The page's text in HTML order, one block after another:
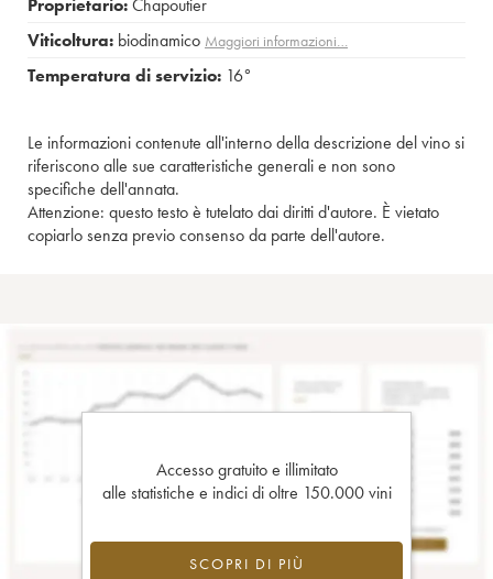
Proprietario:Chapoutier
Viticoltura: biodinamico Maggiori informazioni…
Temperatura di servizio: 16°
Le informazioni contenute all'interno della descrizione del vino si
riferiscono alle sue caratteristiche generali e non sono
specifiche dell'annata.
Attenzione: questo testo è tutelato dai diritti d'autore. È vietato
copiarlo senza previo consenso da parte dell'autore.
Accesso gratuito e illimitato
alle statistiche e indici di oltre 150.000 vini
SCOPRI DI PIÙ